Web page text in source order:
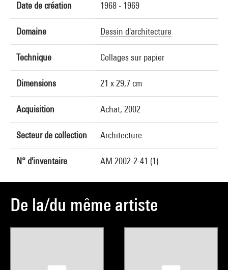
Date de création 1968 - 1969
Domaine Dessin d'architecture
Technique Collages sur papier
Dimensions 21 x 29,7 cm
Acquisition Achat, 2002
Secteur de collection Architecture
N° d'inventaire AM 2002-2-41 (1)
De la/du même artiste